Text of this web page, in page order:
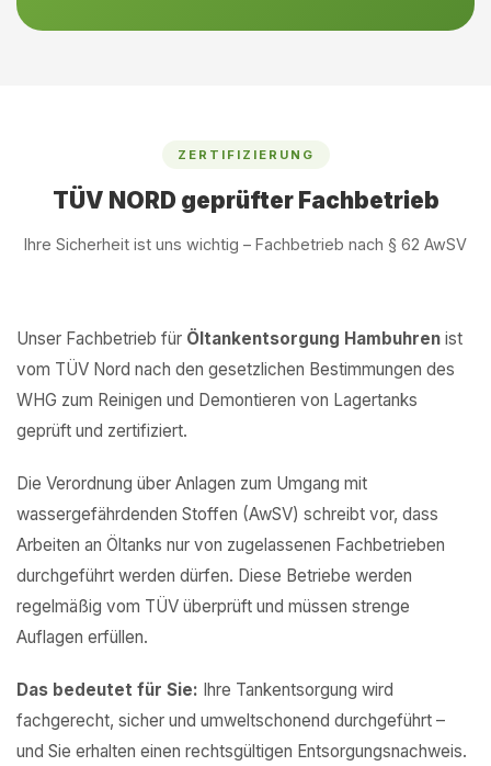
ZERTIFIZIERUNG
TÜV NORD geprüfter Fachbetrieb
Ihre Sicherheit ist uns wichtig – Fachbetrieb nach § 62 AwSV
Unser Fachbetrieb für Öltankentsorgung Hambuhren ist
vom TÜV Nord nach den gesetzlichen Bestimmungen des
WHG zum Reinigen und Demontieren von Lagertanks
geprüft und zertifiziert.
Die Verordnung über Anlagen zum Umgang mit
wassergefährdenden Stoffen (AwSV) schreibt vor, dass
Arbeiten an Öltanks nur von zugelassenen Fachbetrieben
durchgeführt werden dürfen. Diese Betriebe werden
regelmäßig vom TÜV überprüft und müssen strenge
Auflagen erfüllen.
Das bedeutet für Sie: Ihre Tankentsorgung wird
fachgerecht, sicher und umweltschonend durchgeführt –
und Sie erhalten einen rechtsgültigen Entsorgungsnachweis.